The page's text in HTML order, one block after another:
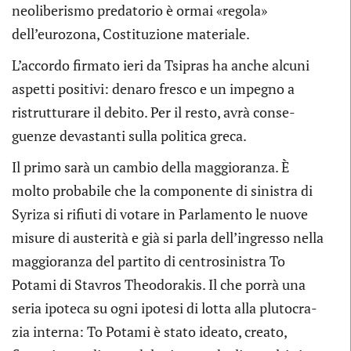
neo­li­be­ri­smo pre­da­to­rio è ormai «regola»
dell’eurozona, Costi­tu­zione materiale.
L’accordo fir­mato ieri da Tsi­pras ha anche alcuni
aspetti posi­tivi: denaro fre­sco e un impe­gno a
ristrut­tu­rare il debito. Per il resto, avrà con­se­
guenze deva­stanti sulla poli­tica greca.
Il primo sarà un cam­bio della mag­gio­ranza. È
molto pro­ba­bile che la com­po­nente di sini­stra di
Syriza si rifiuti di votare in Par­la­mento le nuove
misure di auste­rità e già si parla dell’ingresso nella
mag­gio­ranza del par­tito di cen­tro­si­ni­stra To
Potami di Sta­vros Theo­do­ra­kis. Il che porrà una
seria ipo­teca su ogni ipo­tesi di lotta alla plu­to­cra­
zia interna: To Potami è stato ideato, creato,